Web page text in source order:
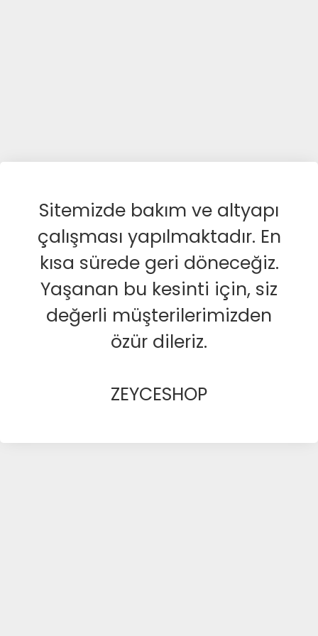
Sitemizde bakım ve altyapı
çalışması yapılmaktadır. En
kısa sürede geri döneceğiz.
Yaşanan bu kesinti için, siz
değerli müşterilerimizden
özür dileriz.
ZEYCESHOP